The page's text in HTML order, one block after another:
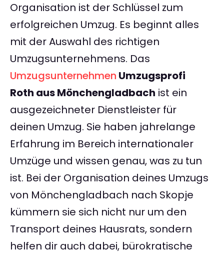
Organisation ist der Schlüssel zum
erfolgreichen Umzug. Es beginnt alles
mit der Auswahl des richtigen
Umzugsunternehmens. Das
Umzugsunternehmen Umzugsprofi
Roth aus Mönchengladbach ist ein
ausgezeichneter Dienstleister für
deinen Umzug. Sie haben jahrelange
Erfahrung im Bereich internationaler
Umzüge und wissen genau, was zu tun
ist. Bei der Organisation deines Umzugs
von Mönchengladbach nach Skopje
kümmern sie sich nicht nur um den
Transport deines Hausrats, sondern
helfen dir auch dabei, bürokratische